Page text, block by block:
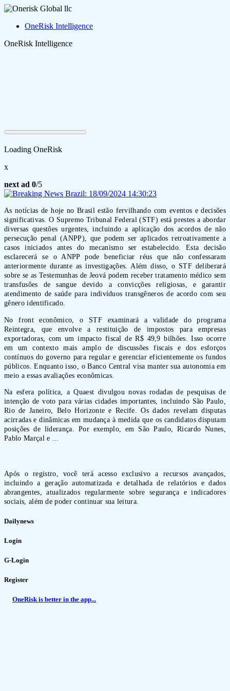
OneRisk Intelligence
OneRisk Intelligence
Loading OneRisk
x
next ad 0/5
As notícias de hoje no Brasil estão fervilhando com eventos e decisões
significativas. O Supremo Tribunal Federal (STF) está prestes a abordar
diversas questões urgentes, incluindo a aplicação dos acordos de não
persecução penal (ANPP), que podem ser aplicados retroativamente a
casos iniciados antes do mecanismo ser estabelecido. Esta decisão
esclarecerá se o ANPP pode beneficiar réus que não confessaram
anteriormente durante as investigações. Além disso, o STF deliberará
sobre se as Testemunhas de Jeová podem receber tratamento médico sem
transfusões de sangue devido a convicções religiosas, e garantir
atendimento de saúde para indivíduos transgêneros de acordo com seu
gênero identificado.
No front econômico, o STF examinará a validade do programa
Reintegra, que envolve a restituição de impostos para empresas
exportadoras, com um impacto fiscal de R$ 49,9 bilhões. Isso ocorre
em um contexto mais amplo de discussões fiscais e dos esforços
contínuos do governo para regular e gerenciar eficientemente os fundos
públicos. Enquanto isso, o Banco Central visa manter sua autonomia em
meio a essas avaliações econômicas.
Na esfera política, a Quaest divulgou novas rodadas de pesquisas de
intenção de voto para várias cidades importantes, incluindo São Paulo,
Rio de Janeiro, Belo Horizonte e Recife. Os dados revelam disputas
acirradas e dinâmicas em mudança à medida que os candidatos disputam
posições de liderança. Por exemplo, em São Paulo, Ricardo Nunes,
Pablo Marçal e ...
Após o registro, você terá acesso exclusivo a recursos avançados,
incluindo a geração automatizada e detalhada de relatórios e dados
abrangentes, atualizados regularmente sobre segurança e indicadores
sociais, além de poder continuar sua leitura.
Dailynews
Login
G-Login
Register
OneRisk is better in the app...